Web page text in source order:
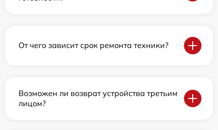
От чего зависит срок ремонта техники?
Возможен ли возврат устройства третьим
лицом?